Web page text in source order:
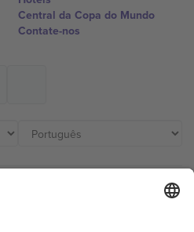
Central da Copa do Mundo
Contate-nos